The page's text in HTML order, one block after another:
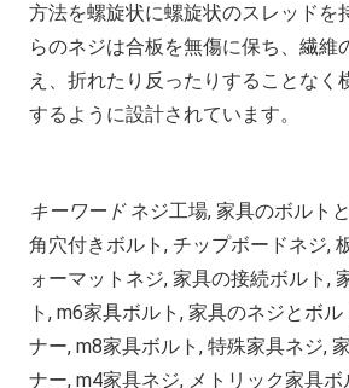
方法を螺旋状に螺旋状のスレッドを
らのネジは合板を無傷に保ち、繊維
え、折れたり反ったりすることなく
するように設計されています。
キーワード ネジ工場, 家具のボルト
角穴付きボルト, チップボードネジ,
ォーマットネジ, 家具の接続ボルト,
ト, m6家具ボルト, 家具のネジとボ
ナー, m8家具ボルト, 特殊家具ネジ,
ナー, m4家具ネジ, メトリック家具